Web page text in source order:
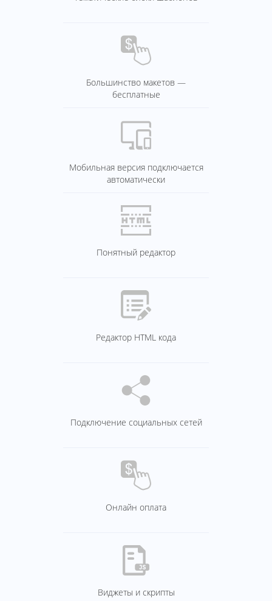
Большинство макетов —
бесплатные
Мобильная версия подключается
автоматически
Понятный редактор
Редактор HTML кода
Подключение социальных сетей
Онлайн оплата
Виджеты и скрипты